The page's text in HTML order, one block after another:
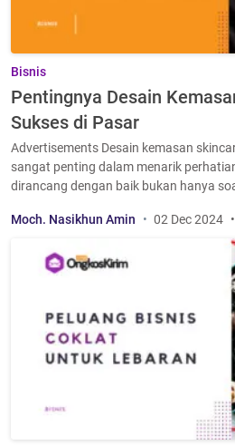
Bisnis
Pentingnya Desain
Sukses di Pasar
Advertisements Desain kemasan
sangat penting dalam menarik
dirancang dengan baik bukan hanya
Moch. Nasikhun Amin 02 Dec 2024